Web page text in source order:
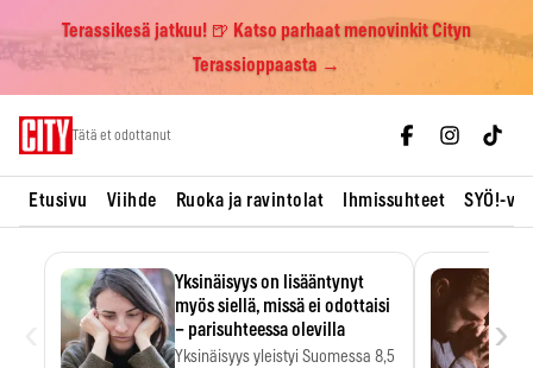
Terassikesä jatkuu! 🍺 Katso parhaat menovinkit Cityn
Terassioppaasta →
Tätä et odottanut
Etusivu Viihde Ruoka ja ravintolat Ihmissuhteet SYÖ!-
Yksinäisyys on lisääntynyt
myös siellä, missä ei odottaisi
– parisuhteessa olevilla
Yksinäisyys yleistyi Suomessa 8,5
›